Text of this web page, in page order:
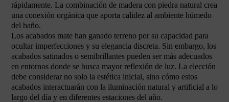
rápidamente. La combinación de madera con piedra natural crea
una conexión orgánica que aporta calidez al ambiente húmedo
del baño.
Los acabados mate han ganado terreno por su capacidad para
ocultar imperfecciones y su elegancia discreta. Sin embargo, los
acabados satinados o semibrillantes pueden ser más adecuados
en entornos donde se busca mayor reflexión de luz. La elección
debe considerar no solo la estética inicial, sino cómo estos
acabados interactuarán con la iluminación natural y artificial a lo
largo del día y en diferentes estaciones del año.